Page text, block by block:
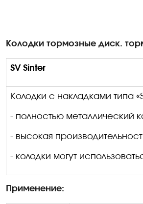
Колодки тормозные диск. т
SV Sinter
Колодки с накладками типа «
- полностью металлический
- высокая
- колодки могут
Применение: